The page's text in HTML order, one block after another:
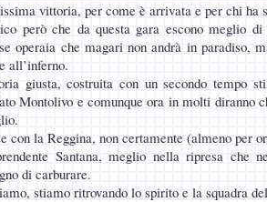
vittoria, per come è arrivata e per chi ha
però che da questa gara escono meglio
operaia che magari non andrà in paradiso,
all’inferno.
giusta, costruita con un secondo tempo
Montolivo e comunque ora in molti diranno
con la Reggina, non certamente (almeno per
Santana, meglio nella ripresa che
di carburare.
stiamo ritrovando lo spirito e la squadra